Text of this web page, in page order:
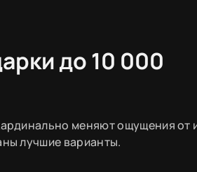
до 10 000
меняют ощущения от
лучшие варианты.